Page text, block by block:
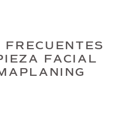
FRECUENTES
FACIAL